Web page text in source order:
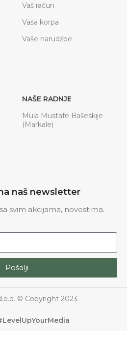
Vaš račun
Vaša korpa
Vaše narudžbe
NAŠE RADNJE
Mula Mustafe Bašeskije
(Markale)
naš newsletter
svim akcijama, novostima.
Pošalji
© Copyright 2023.